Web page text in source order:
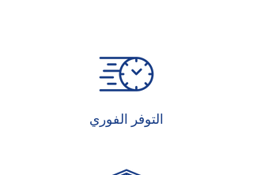
التوفر الفوري